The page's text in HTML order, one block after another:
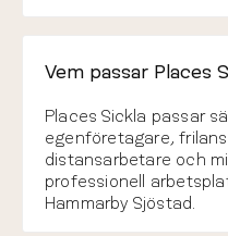
Community-känslan är
flera coworking-ställen i
genom att vara både
C Chris Pettersson
Vem passar Places
Places Sickla passar
egenföretagare,
distansarbetare och
professionell
Hammarby Sjöstad.